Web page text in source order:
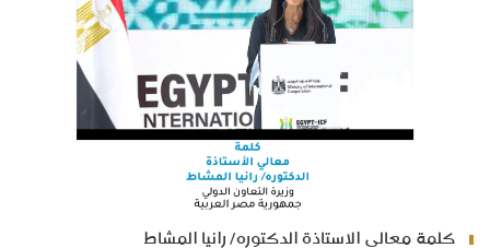
كلمة معالي الاستاذة الدكتوره/ رانيا المشاط